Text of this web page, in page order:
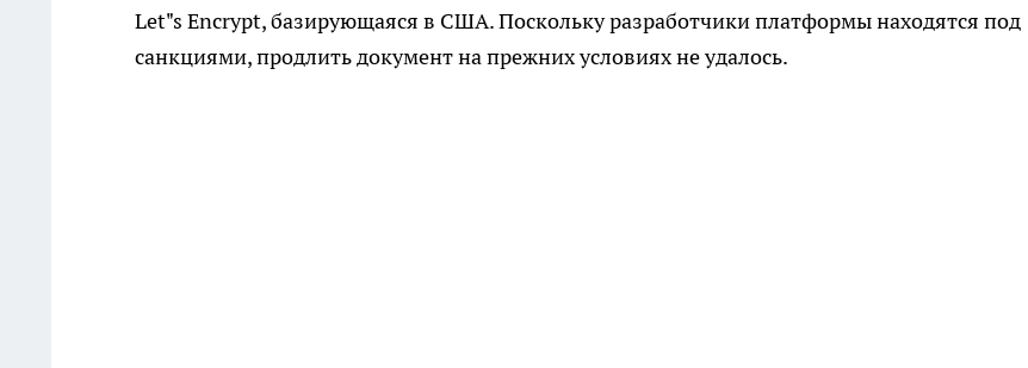
Let"s Encrypt, базирующаяся в США. Поскольку разработчики платформы находятся под
санкциями, продлить документ на прежних условиях не удалось.